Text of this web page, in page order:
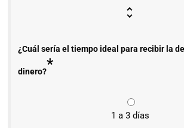
¿Cuál sería el tiempo ideal para recibir la
dinero?*
1 a 3 días